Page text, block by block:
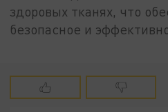
здоровых тканях, что
безопасное и